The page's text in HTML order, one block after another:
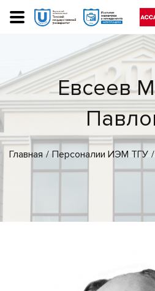
Евсеев
Главная Персоналии ИЭМ ТГУ